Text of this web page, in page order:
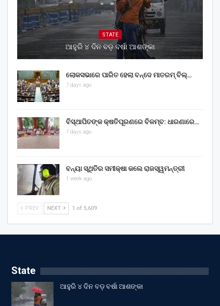
STATE
ଆହୁରି ୪ ଦିନ ବଡ଼ ବର୍ଷା ଆଶଙ୍କା
ଲୋକସଭାରେ ପାରିତ ହେଲା ବନ୍ଦେ ମାତରମ୍‌ ବିଲ୍‌…
7 days ago
ବିସ୍ଥାପିତଙ୍କ କ୍ଷତିପୂରଣରେ ବିଳମ୍ବ: ଧାରଣାରେ…
7 days ago
ବନ୍ୟା ସ୍ଥିତିର ସମୀକ୍ଷା କଲେ ରାଜସ୍ୱମନ୍ତ୍ରୀ
1 week ago
PREV NEXT 1 of 5,609
State
ଆହୁରି ୪ ଦିନ ବଡ଼ ବର୍ଷା ଆଶଙ୍କା